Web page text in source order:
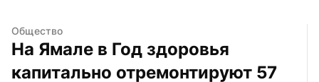
Общество
На Ямале в Год здоровья
капитально отремонтируют 57